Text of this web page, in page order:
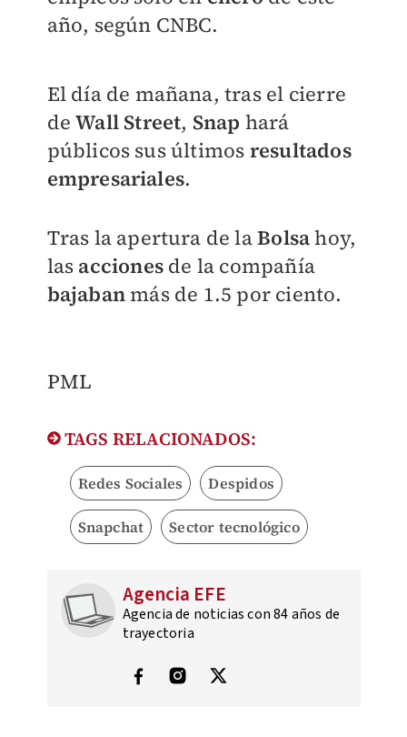
año, según CNBC.
El día de mañana, tras el cierre
deWall Street, Snap hará
públicos sus últimos resultados
empresariales.
Tras la apertura de laBolsahoy,
las acciones de la compañía
bajabanmás de 1.5 por ciento.
PML
TAGS RELACIONADOS:
Redes Sociales Despidos
Snapchat Sector tecnológico
Agencia EFE
Agencia de noticias con 84 años de
trayectoria